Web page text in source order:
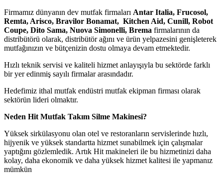
Firmamız dünyanın dev mutfak firmaları Antar Italia, Frucosol,
Remta, Arisco, Bravilor Bonamat, Kitchen Aid, Cunill, Robot
Coupe, Dito Sama, Nuova Simonelli, Brema firmalarının da
distribütörü olarak, distribütör ağını ve ürün yelpazesini genişleterek
mutfağınızın ve bütçenizin dostu olmaya devam etmektedir.
Hızlı teknik servisi ve kaliteli hizmet anlayışıyla bu sektörde farklı
bir yer edinmiş sayılı firmalar arasındadır.
Hedefimiz ithal mutfak endüstri mutfak ekipman firması olarak
sektörün lideri olmaktır.
Neden Hit Mutfak Takım Silme Makinesi?
Yüksek sirkülasyonu olan otel ve restoranların servislerinde hızlı,
hijyenik ve yüksek standartta hizmet sunabilmek için çalışmalar
yaptığını gözlemledik. Artık Hit makineleri ile bu hizmetinizi daha
kolay, daha ekonomik ve daha yüksek hizmet kalitesi ile yapmanız
mümkün